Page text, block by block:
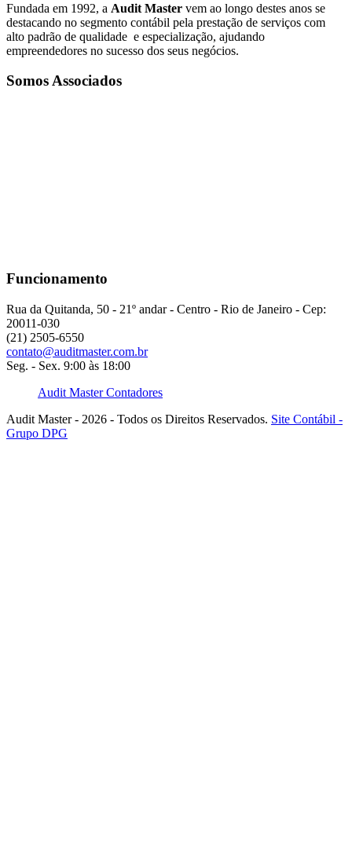
Fundada em 1992, a Audit Master vem ao longo destes anos se
destacando no segmento contábil pela prestação de serviços com
alto padrão de qualidade e especialização, ajudando
empreendedores no sucesso dos seus negócios.
Somos Associados
Funcionamento
Rua da Quitanda, 50 - 21º andar - Centro - Rio de Janeiro - Cep:
20011-030
(21) 2505-6550
contato@auditmaster.com.br
Seg. - Sex. 9:00 às 18:00
Audit Master Contadores
Audit Master - 2026 - Todos os Direitos Reservados. Site Contábil -
Grupo DPG